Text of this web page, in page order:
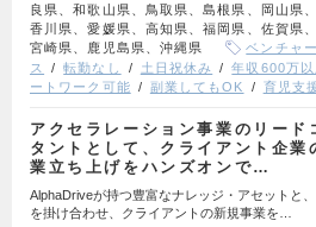
良県、和歌山県、鳥取県、島根県、岡山県
香川県、愛媛県、高知県、福岡県、佐賀県
宮崎県、鹿児島県、沖縄県
ベンチャ
ス
転勤なし 土日祝休み 年収600万以
ートワーク可能
副業してもOK 育児支
アクセラレーション事業のリード
タントとして、クライアント企業
業立ち上げをハンズオンで…
AlphaDriveが持つ豊富なナレッジ・アセットと
を掛け合わせ、クライアントの新規事業を…